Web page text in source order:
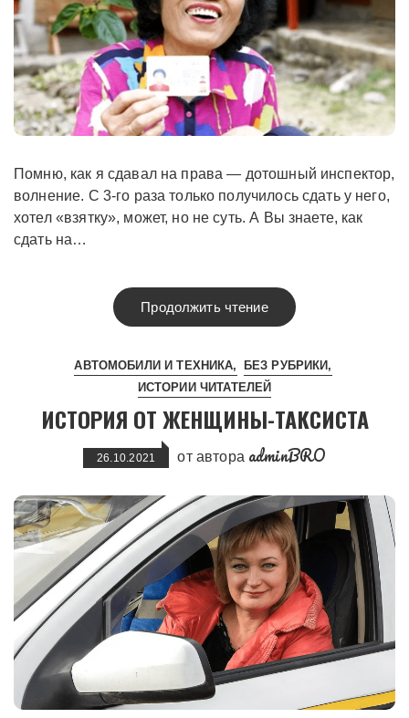
Помню, как я сдавал на права — дотошный инспектор,
волнение. С 3-го раза только получилось сдать у него,
хотел «взятку», может, но не суть. А Вы знаете, как
сдать на…
Продолжить чтение
АВТОМОБИЛИ И ТЕХНИКА
БЕЗ РУБРИКИ
ИСТОРИИ ЧИТАТЕЛЕЙ
ИСТОРИЯ ОТ ЖЕНЩИНЫ-ТАКСИСТА
26.10.2021 от автора adminBRO